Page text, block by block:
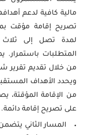
مالية كافية لدعم
تصريح إقامة مؤقت
لمدة تصل إلى
المتطلبات
من خلال تقديم تقرير
ويحدد الأهداف
من الإقامة
على تصريح إقامة دائمة.
المسار الثاني